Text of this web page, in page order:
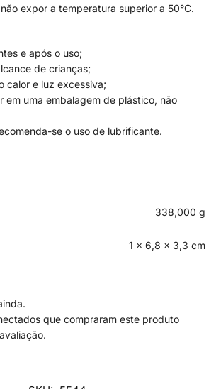
expor a temperatura superior a 50°C.
e após o uso;
de crianças;
calor e luz excessiva;
em uma embalagem de plástico, não
se o uso de lubrificante.
338,000 g
1 × 6,8 × 3,3 cm
que compraram este produto